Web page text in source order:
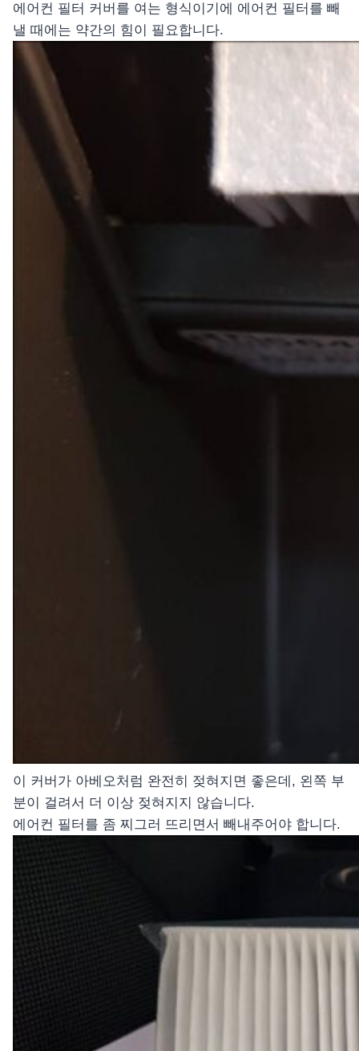
에어컨 필터 커버를 여는 형식이기에 에어컨 필터를 빼
낼 때에는 약간의 힘이 필요합니다.
이 커버가 아베오처럼 완전히 젖혀지면 좋은데, 왼쪽 부
분이 걸려서 더 이상 젖혀지지 않습니다.
에어컨 필터를 좀 찌그러 뜨리면서 빼내주어야 합니다.